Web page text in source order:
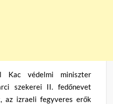
Kac védelmi miniszter
szekerei II. fedőnevet
az izraeli fegyveres erők